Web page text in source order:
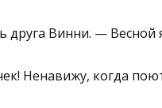
друга Винни. — Весной
Ненавижу, когда